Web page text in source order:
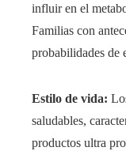
influir en el
Familias con
probabilidades de
Estilo de vida:
saludables,
productos ultra